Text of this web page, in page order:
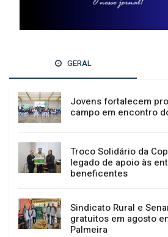
GERAL
Jovens fortalecem
campo em encontro
Troco Solidário da
legado de apoio às
beneficentes
Sindicato Rural e
gratuitos em agosto
Palmeira